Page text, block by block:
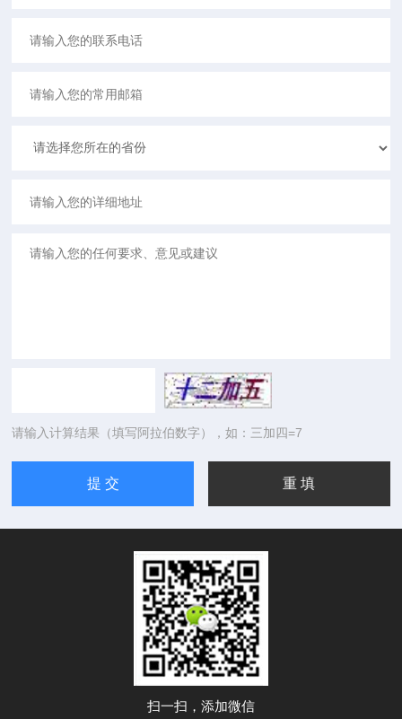
请输入计算结果（填写阿拉伯数字），如：三加四=7
扫一扫，添加微信